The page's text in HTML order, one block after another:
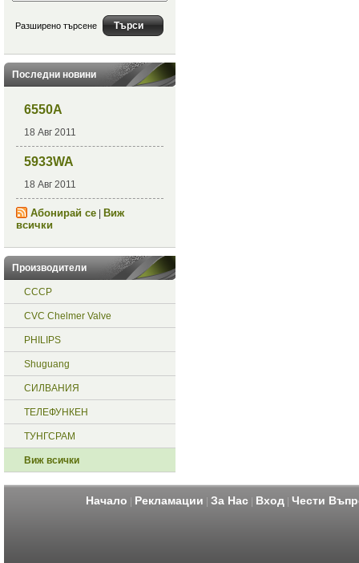
Разширено търсене
Последни новини
6550A
18 Авг 2011
5933WA
18 Авг 2011
Абонирай се|
Виж
всички
Производители
СССР
CVC Chelmer Valve
PHILIPS
Shuguang
СИЛВАНИЯ
ТЕЛЕФУНКЕН
ТУНГСРАМ
Виж всички
Начало Рекламации За Нас| Вход| Чести